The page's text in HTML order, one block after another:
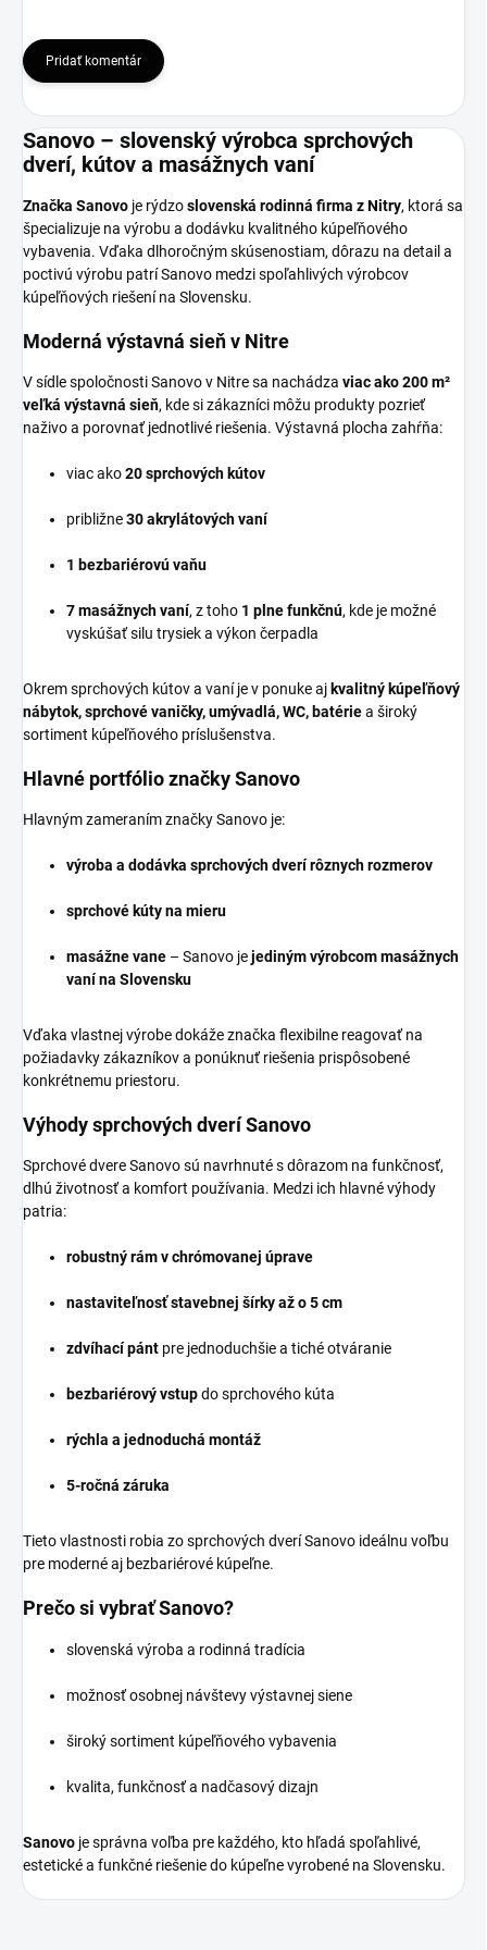
Pridať komentár
Sanovo – slovenský výrobca sprchových
dverí, kútov a masážnych vaní
Značka Sanovo je rýdzoslovenská rodinná firma z Nitry, ktorá sa
špecializuje na výrobu a dodávku kvalitného kúpeľňového
vybavenia. Vďaka dlhoročným skúsenostiam, dôrazu na detail a
poctivú výrobu patrí Sanovo medzi spoľahlivých výrobcov
kúpeľňových riešení na Slovensku.
Moderná výstavná sieň v Nitre
V sídle spoločnosti Sanovo v Nitre sa nachádza viac ako 200 m²
veľká výstavná sieň, kde si zákazníci môžu produkty pozrieť
naživo a porovnať jednotlivé riešenia. Výstavná plocha zahŕňa:
viac ako20 sprchových kútov
približne30 akrylátových vaní
1 bezbariérovú vaňu
7 masážnych vaní, z toho 1 plne funkčnú, kde je možné
vyskúšať silu trysiek a výkon čerpadla
Okrem sprchových kútov a vaní je v ponuke ajkvalitný kúpeľňový
nábytok, sprchové vaničky, umývadlá, WC, batériea široký
sortiment kúpeľňového príslušenstva.
Hlavné portfólio značky Sanovo
Hlavným zameraním značky Sanovo je:
výroba a dodávka sprchových dverí rôznych rozmerov
sprchové kúty na mieru
masážne vane – Sanovo jejediným výrobcom masážnych
vaní na Slovensku
Vďaka vlastnej výrobe dokáže značka flexibilne reagovať na
požiadavky zákazníkov a ponúknuť riešenia prispôsobené
konkrétnemu priestoru.
Výhody sprchových dverí Sanovo
Sprchové dvere Sanovo sú navrhnuté s dôrazom na funkčnosť,
dlhú životnosť a komfort používania. Medzi ich hlavné výhody
patria:
robustný rám v chrómovanej úprave
nastaviteľnosť stavebnej šírky až o 5 cm
zdvíhací pánt pre jednoduchšie a tiché otváranie
bezbariérový vstupdo sprchového kúta
rýchla a jednoduchá montáž
5-ročná záruka
Tieto vlastnosti robia zo sprchových dverí Sanovo ideálnu voľbu
pre moderné aj bezbariérové kúpeľne.
Prečo si vybrať Sanovo?
slovenská výroba a rodinná tradícia
možnosť osobnej návštevy výstavnej siene
široký sortiment kúpeľňového vybavenia
kvalita, funkčnosť a nadčasový dizajn
Sanovo je správna voľba pre každého, kto hľadá spoľahlivé,
estetické a funkčné riešenie do kúpeľne vyrobené na Slovensku.